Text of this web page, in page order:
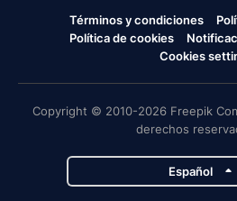
Términos y condiciones
Política de cookies
Cookies
Copyright © 2010-2026 Freepik
derechos
Español